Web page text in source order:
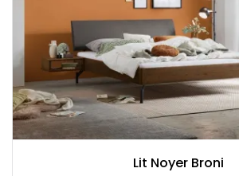
Lit Noyer Broni